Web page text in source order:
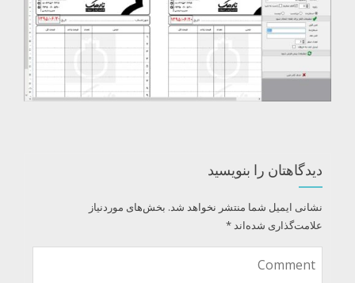
دیدگاهتان را بنویسید
نشانی ایمیل شما منتشر نخواهد شد. بخش‌های موردنیاز
علامت‌گذاری شده‌اند*